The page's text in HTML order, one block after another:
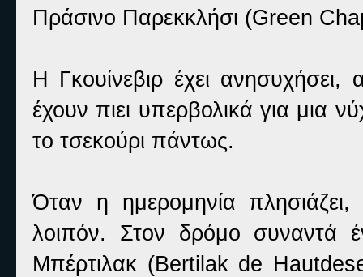
Πράσινο Παρεκκλήσι (Green
Η Γκουίνεβιρ έχει
έχουν πιει υπερβολικά για μια
το τσεκούρι πάντως.
Όταν η ημερομηνία
λοιπόν. Στον δρόμο συναντά
Μπέρτιλακ (Bertilak de